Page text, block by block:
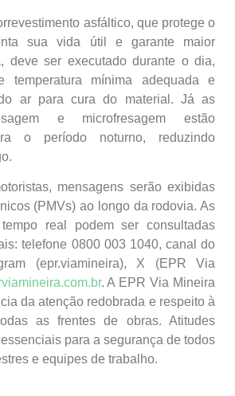
asfáltico, que protege o
sua vida útil e garante maior
deve ser executado durante o dia,
temperatura mínima adequada e
ar para cura do material. Já as
e microfresagem estão
o período noturno, reduzindo
mensagens serão exibidas
(PMVs) ao longo da rodovia. As
real podem ser consultadas
telefone 0800 003 1040, canal do
(epr.viamineira), X (EPR Via
. A EPR Via Mineira
da atenção redobrada e respeito à
as frentes de obras. Atitudes
para a segurança de todos
e equipes de trabalho.